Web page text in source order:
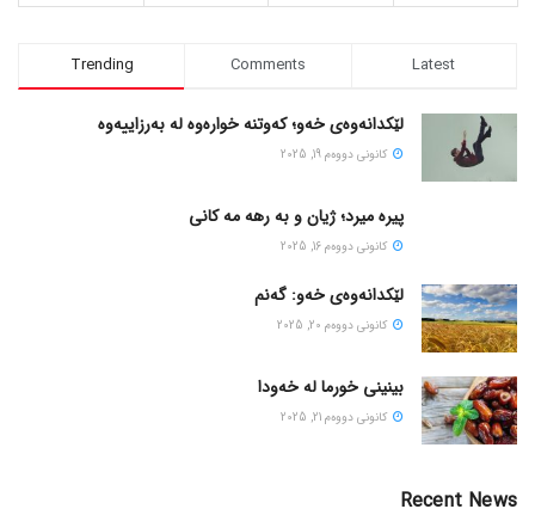
Trending Comments Latest
لێکدانەوەی خەو؛ کەوتنە خوارەوە لە بەرزاییەوە
كانونی دووه‌م 19, 2025
پیره میرد؛ ژیان و به رهه مه کانی
كانونی دووه‌م 16, 2025
لێکدانەوەی خەو: گەنم
كانونی دووه‌م 20, 2025
بینینی خورما لە خەودا
كانونی دووه‌م 21, 2025
Recent News